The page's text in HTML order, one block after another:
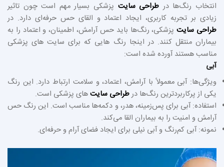
انتخاب رنگ‌ها در طراحی سایت پزشکی بسیار مهم است چون تاثیر
زیادی بر تجربه کاربری، ایجاد اعتماد و القای حس حرفه‌ای دارد. در
طراحی سایتپزشکی، رنگ‌ها باید حس آرامش، اطمینان، و اعتماد را به
بیماران منتقل کنند. در اینجا رنگ‌ هایی که برای سایت‌ های پزشکی
مناسب هستند آورده شده است:
آبی
ویژگی‌ها: آبی معمولاً با آرامش، اعتماد، و سلامت ارتباط دارد. این رنگ
یکی از پرکاربردترین رنگ‌ها درطراحی سایت‌ های پزشکی است.
استفاده: آبی برای پس‌زمینه، هدر، و دکمه‌ها مناسب است. این رنگ حس
آرامش و امنیت را به بیماران القا می‌کند.
نمونه: آبی کم‌رنگ و آبی نیلی برای ایجاد فضای آرام و حرفه‌ای.